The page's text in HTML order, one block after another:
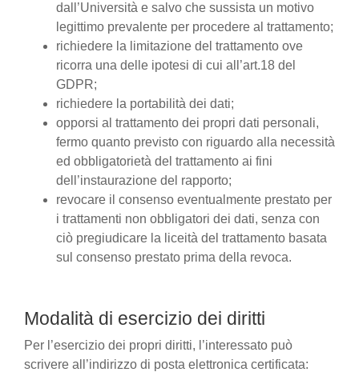
dall’Università e salvo che sussista un motivo
legittimo prevalente per procedere al trattamento;
richiedere la limitazione del trattamento ove
ricorra una delle ipotesi di cui all’art.18 del
GDPR;
richiedere la portabilità dei dati;
opporsi al trattamento dei propri dati personali,
fermo quanto previsto con riguardo alla necessità
ed obbligatorietà del trattamento ai fini
dell’instaurazione del rapporto;
revocare il consenso eventualmente prestato per
i trattamenti non obbligatori dei dati, senza con
ciò pregiudicare la liceità del trattamento basata
sul consenso prestato prima della revoca.
Modalità di esercizio dei diritti
Per l’esercizio dei propri diritti, l’interessato può
scrivere all’indirizzo di posta elettronica certificata: